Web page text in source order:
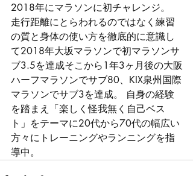
2018年にマラソンに初チャレンジ。
走行距離にとらわれるのではなく練習
の質と身体の使い方を徹底的に意識し
て2018年大坂マラソンで初マラソンサ
ブ3.5を達成そこから1年3ヶ月後の大阪
ハーフマラソンでサブ80、KIX泉州国際
マラソンでサブ3を達成。 自身の経験
を踏まえ「楽しく怪我無く自己ベス
ト」をテーマに20代から70代の幅広い
方々にトレーニングやランニングを指
導中。